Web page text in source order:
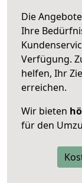
Die
Ihre
Verfügung.
helfen, Ihr
erreichen.
Wir bieten
für den